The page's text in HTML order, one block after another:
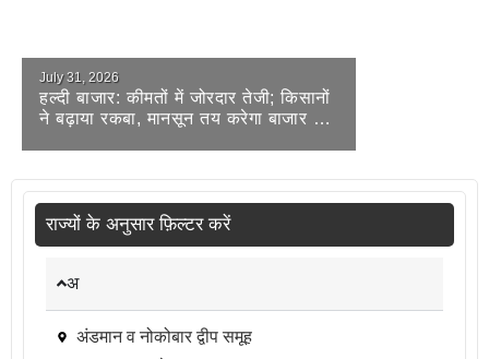
July 31, 2026
हल्दी बाजार: कीमतों में जोरदार तेजी; किसानों
ने बढ़ाया रकबा, मानसून तय करेगा बाजार की
राज्यों के अनुसार फ़िल्टर करें
अ
अंडमान व नोकोबार द्वीप समूह